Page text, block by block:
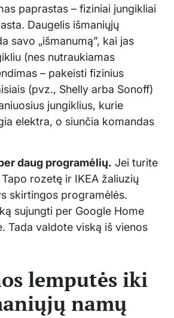
paprastas – fiziniai jungikliai
Daugelis išmaniųjų
savo „išmanumą”, kai jas
(nes nutraukiamas
– pakeisti fizinius
(pvz., Shelly arba Sonoff)
jungiklius, kurie
elektra, o siunčia komandas
daug programėlių. Jei turite
rozetę ir IKEA žaliuzių
skirtingos programėlės.
sujungti per Google Home
Tada valdote viską iš vienos
lemputės iki
namų